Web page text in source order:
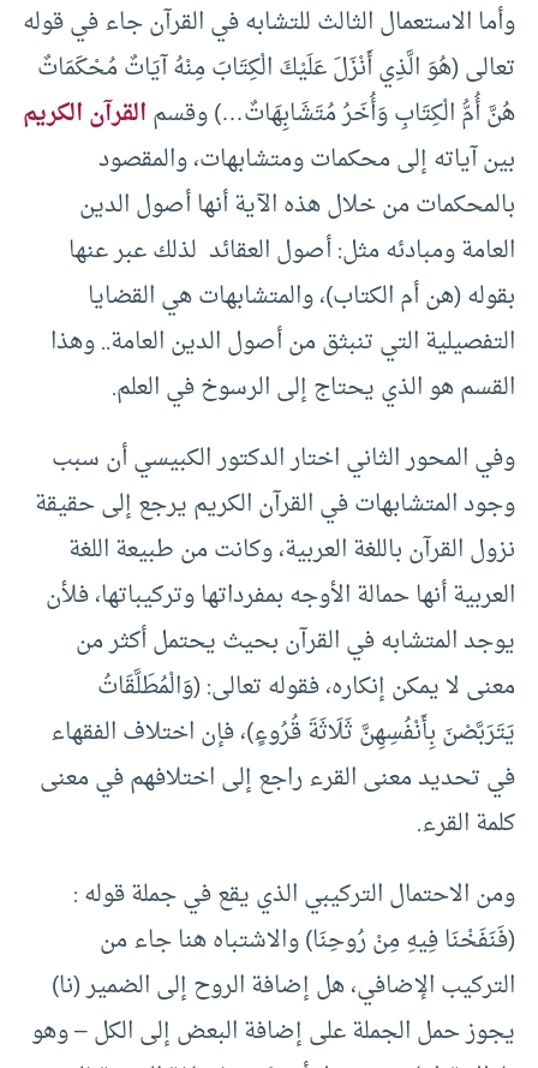
وأما الاستعمال الثالث للتشابه في القرآن جاء في قوله
تعالى (هُوَ الَّذِي أَنْزَلَ عَلَيْكَ الْكِتَابَ مِنْهُ آيَاتٌ مُحْكَمَاتٌ
هُنَّ أُمُّ الْكِتَابِ وَأُخَرُ مُتَشَابِهَاتٌ…) وقسمالقرآن الكريم
بين آياته إلى محكمات ومتشابهات، والمقصود
بالمحكمات من خلال هذه الآية أنها أصول الدين
العامة ومبادئه مثل: أصول العقائد لذلك عبر عنها
بقوله (هن أم الكتاب)، والمتشابهات هي القضايا
التفصيلية التي تنبثق من أصول الدين العامة.. وهذا
القسم هو الذي يحتاج إلى الرسوخ في العلم.
وفي المحور الثاني اختار الدكتور الكبيسي أن سبب
وجود المتشابهات في القرآن الكريم يرجع إلى حقيقة
نزول القرآن باللغة العربية، وكانت من طبيعة اللغة
العربية أنها حمالة الأوجه بمفرداتها وتركيباتها، فلأن
يوجد المتشابه في القرآن بحيث يحتمل أكثر من
معنى لا يمكن إنكاره، فقوله تعالى: (وَالْمُطَلَّقَاتُ
يَتَرَبَّصْنَ بِأَنْفُسِهِنَّ ثَلَاثَةَ قُرُوءٍ)، فإن اختلاف الفقهاء
في تحديد معنى القرء راجع إلى اختلافهم في معنى
كلمة القرء.
ومن الاحتمال التركيبي الذي يقع في جملة قوله :
(فَنَفَخْنَا فِيهِ مِنْ رُوحِنَا) والاشتباه هنا جاء من
التركيب الإضافي، هل إضافة الروح إلى الضمير (نا)
يجوز حمل الجملة على إضافة البعض إلى الكل – وهو